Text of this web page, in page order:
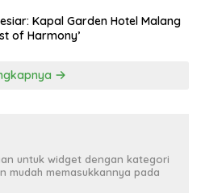
Kapal Garden Hotel Malang
of Harmony’
untuk widget dengan kategori
mudah memasukkannya pada